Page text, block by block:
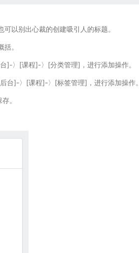
以别出心裁的创建吸引人的标题。
。
]-〉[课程]-〉[分类管理]，进行添加操作。
台]-〉[课程]-〉[标签管理]，进行添加操作。
。